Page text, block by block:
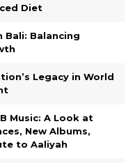
Diet
Bali: Balancing
Legacy in World
Music: A Look at
New Albums,
to Aaliyah